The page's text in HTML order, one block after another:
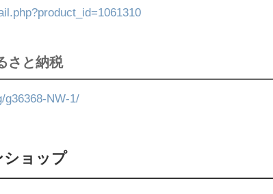
さと納税
g36368-NW-1/
ショップ